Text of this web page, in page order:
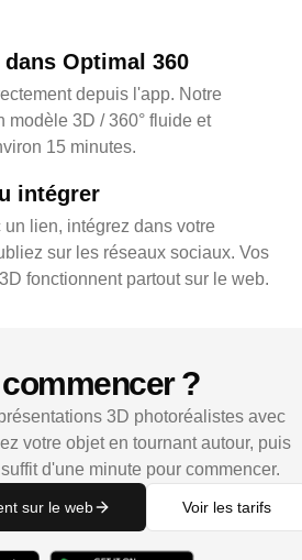
Optimal 360
depuis l'app. Notre
modèle 3D / 360° fluide et
15 minutes.
intégrer
un lien, intégrez dans votre
sur les réseaux sociaux. Vos
fonctionnent partout sur le web.
?
3D photoréalistes avec
votre objet en tournant autour, puis
d'une minute pour commencer.
sur le web Voir les tarifs